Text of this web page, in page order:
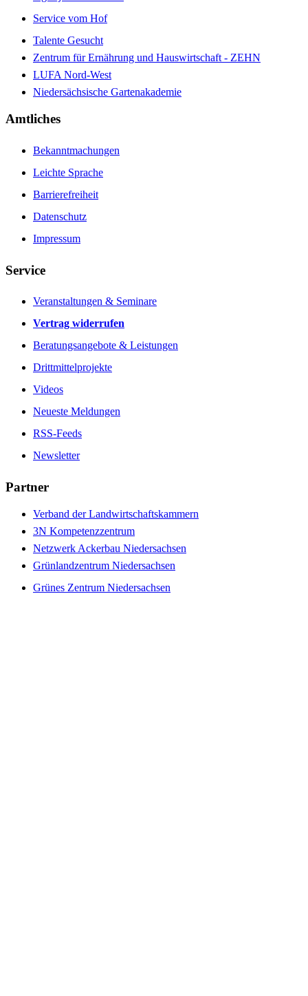
Service vom Hof
Talente Gesucht
Zentrum für Ernährung und Hauswirtschaft - ZEHN
LUFA Nord-West
Niedersächsische Gartenakademie
Amtliches
Bekanntmachungen
Leichte Sprache
Barrierefreiheit
Datenschutz
Impressum
Service
Veranstaltungen & Seminare
Vertrag widerrufen
Beratungsangebote & Leistungen
Drittmittelprojekte
Videos
Neueste Meldungen
RSS-Feeds
Newsletter
Partner
Verband der Landwirtschaftskammern
3N Kompetenzzentrum
Netzwerk Ackerbau Niedersachsen
Grünlandzentrum Niedersachsen
Grünes Zentrum Niedersachsen